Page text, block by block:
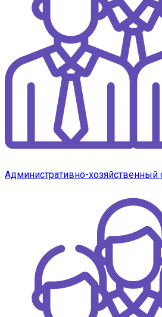
Административно-хозяйственный